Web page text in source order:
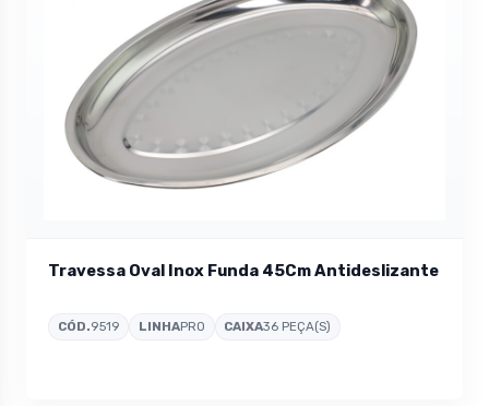
Travessa Oval Inox Funda 45Cm Antideslizante
CÓD.9519 LINHAPRO CAIXA36 PEÇA(S)